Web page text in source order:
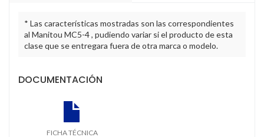
* Las características mostradas son las correspondientes
al Manitou MC5-4 , pudiendo variar si el producto de esta
clase que se entregara fuera de otra marca o modelo.
DOCUMENTACIÓN
FICHA TÉCNICA